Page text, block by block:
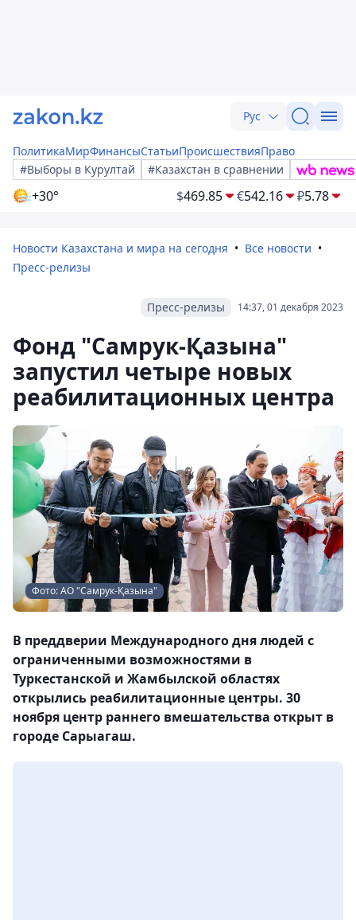
Рус
ПолитикаМирФинансыСтатьиПроисшествияПраво
#Выборы в Курултай
#Казахстан в сравнении
+30° $469.85 €542.16 ₽5.78
Новости Казахстана и мира на сегодня
Все новости
Пресс-релизы
14:37, 01 декабря 2023
Пресс-релизы
Фонд "Самрук-Қазына"
запустил четыре новых
реабилитационных центра
Фото: АО "Самрук-Қазына"
В преддверии Международного дня людей с
ограниченными возможностями в
Туркестанской и Жамбылской областях
открылись реабилитационные центры. 30
ноября центр раннего вмешательства открыт в
городе Сарыагаш.